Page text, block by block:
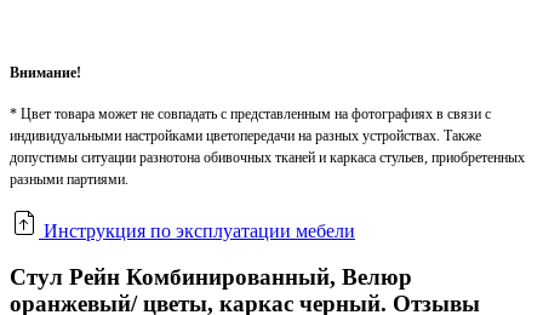
Внимание!
* Цвет товара может не совпадать с представленным на фотографиях в связи с
индивидуальными настройками цветопередачи на разных устройствах. Также
допустимы ситуации разнотона обивочных тканей и каркаса стульев, приобретенных
разными партиями.
Инструкция по эксплуатации мебели
Стул Рейн Комбинированный, Велюр
оранжевый/ цветы, каркас черный. Отзывы